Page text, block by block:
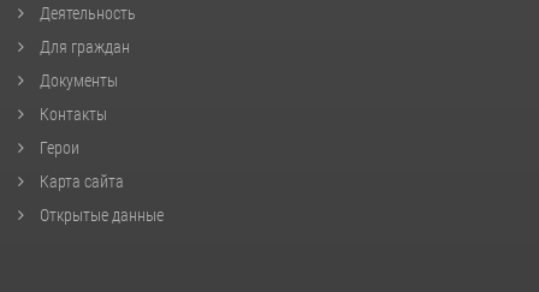
Деятельность
Для граждан
Документы
Контакты
Герои
Карта сайта
Открытые данные